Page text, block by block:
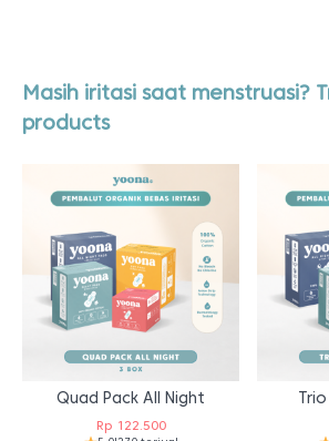
Masih iritasi saat menstruasi?
products
Quad Pack All Night
Rp122.500